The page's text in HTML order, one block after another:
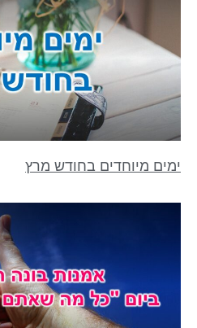
ימים מיוחדים בחודש מרץ